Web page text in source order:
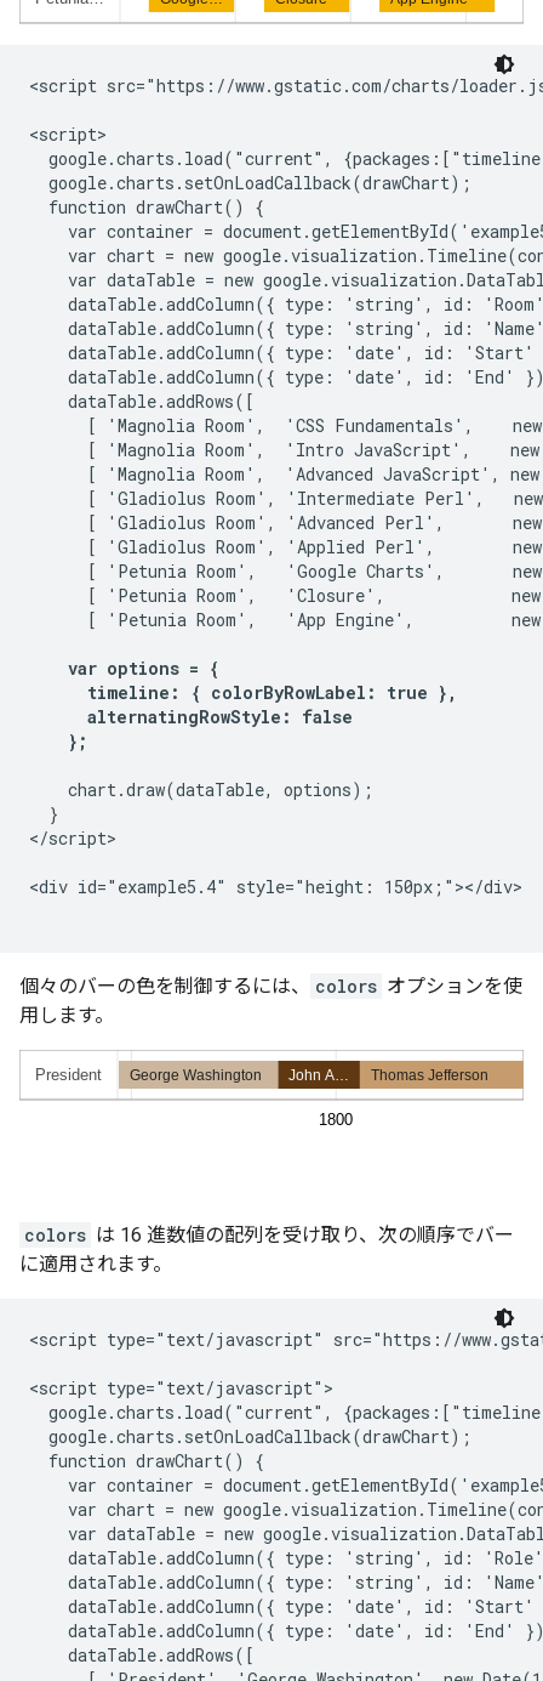
<script src="https://www.gstatic.com/charts/
<script>
google.charts.load("current",
  google.charts.setOnLoadCallback(drawChart);
  function drawChart() {
var container =
var chart = new
var dataTable = new
dataTable.addColumn({ type: 'string', id:
dataTable.addColumn({ type: 'string', id:
dataTable.addColumn({ type: 'date', id: 'Start'
dataTable.addColumn({ type: 'date', id: 'End'
    dataTable.addRows([
[ 'Magnolia Room',  'CSS Fundamentals',
[ 'Magnolia Room',  'Intro JavaScript',
[ 'Magnolia Room',  'Advanced JavaScript',
[ 'Gladiolus Room', 'Intermediate Perl',
[ 'Gladiolus Room', 'Advanced Perl',
[ 'Gladiolus Room', 'Applied Perl',
[ 'Petunia Room',   'Google Charts',
[ 'Petunia Room',   'Closure',
[ 'Petunia Room',   'App Engine',
var options = {
      timeline: { colorByRowLabel: true },
      alternatingRowStyle: false
    };
    chart.draw(dataTable, options);
  }
</script>
<div id="example5.4" style="height: 150px;"></div>
個々のバーの色を制御するには、 colors オプションを使
用します。
colors は 16 進数値の配列を受け取り、次の順序でバー
に適用されます。
<script type="text/javascript" src="https://
<script type="text/javascript">
google.charts.load("current",
  google.charts.setOnLoadCallback(drawChart);
  function drawChart() {
var container =
var chart = new
var dataTable = new
dataTable.addColumn({ type: 'string', id:
dataTable.addColumn({ type: 'string', id:
dataTable.addColumn({ type: 'date', id: 'Start'
dataTable.addColumn({ type: 'date', id: 'End'
    dataTable.addRows([